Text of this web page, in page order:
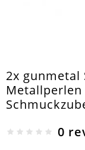
2x gunmetal
Metallperlen
0